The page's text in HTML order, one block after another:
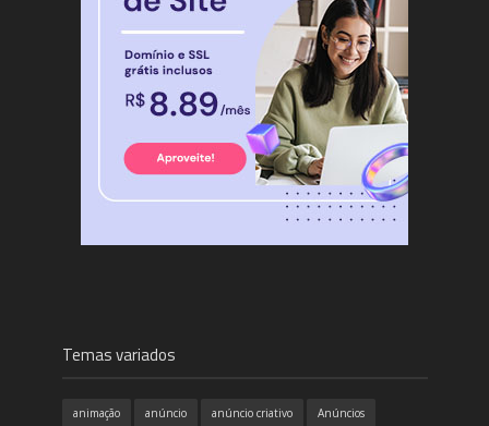
Temas variados
animação anúncio anúncio criativo Anúncios